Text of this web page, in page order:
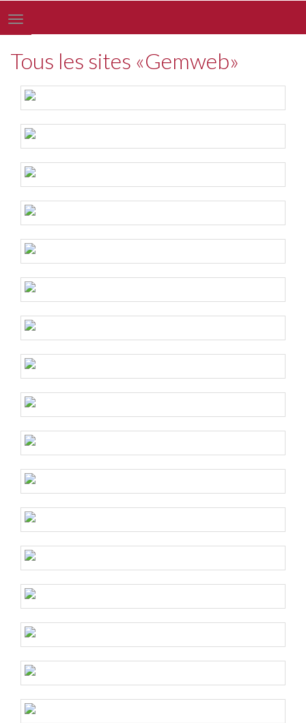
Toggle
navigation
Tous les sites «Gemweb»